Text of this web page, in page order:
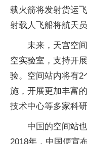
载火箭将发射货运
射载人飞船将航天
未来，天宫空
空实验室，支持开
验。空间站内将有2
施，开展更加丰富
技术中心等多家科
中国的空间站
2018年，中国便宣